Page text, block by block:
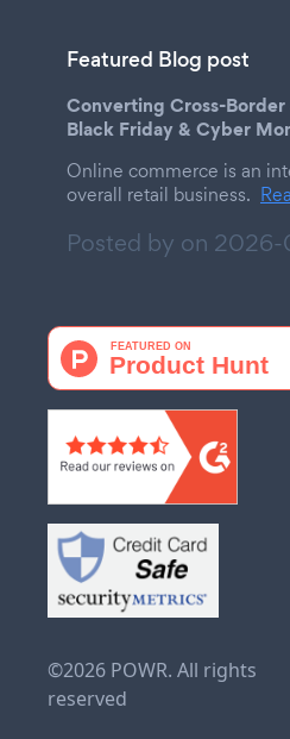
Featured Blog post
Converting Cross-Border
Black Friday & Cyber
Online commerce is an
overall retail business.
Posted by on
©2026 POWR. All rights
reserved